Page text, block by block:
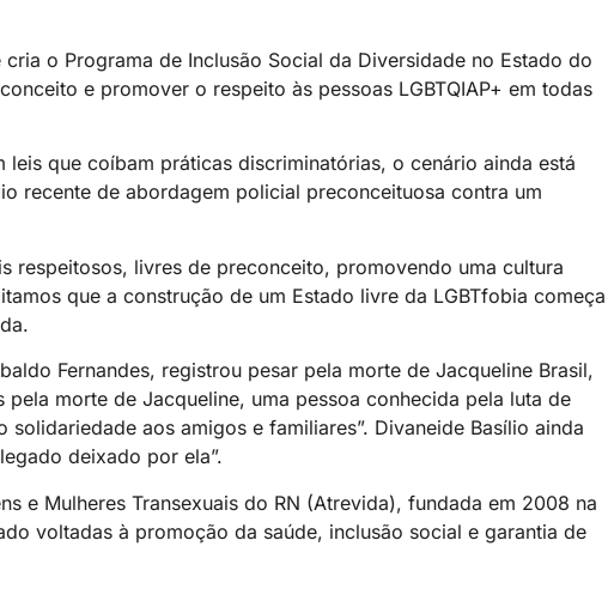
o Programa de Inclusão Social da Diversidade no Estado do
e promover o respeito às pessoas LGBTQIAP+ em todas
que coíbam práticas discriminatórias, o cenário ainda está
recente de abordagem policial preconceituosa contra um
respeitosos, livres de preconceito, promovendo uma cultura
que a construção de um Estado livre da LGBTfobia começa
Fernandes, registrou pesar pela morte de Jacqueline Brasil,
morte de Jacqueline, uma pessoa conhecida pela luta de
aos amigos e familiares”. Divaneide Basílio ainda
deixado por ela”.
e Mulheres Transexuais do RN (Atrevida), fundada em 2008 na
voltadas à promoção da saúde, inclusão social e garantia de